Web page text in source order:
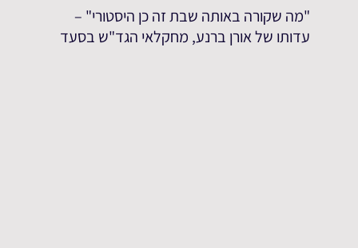
"מה שקורה באותה שבת זה כן היסטורי" –
עדותו של אורן ברנע, מחקלאי הגד"ש בסעד